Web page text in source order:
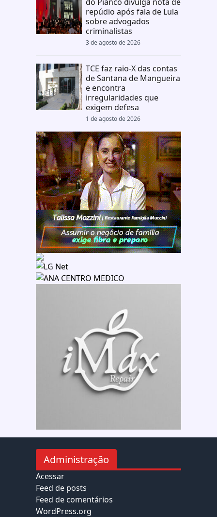
repúdio após fala de Lula
sobre advogados
criminalistas
3 de agosto de 2026
TCE faz raio-X das contas
de Santana de Mangueira
e encontra
irregularidades que
exigem defesa
1 de agosto de 2026
Administração
Acessar
Feed de posts
Feed de comentários
WordPress.org